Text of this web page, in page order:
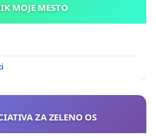
KAMNIK MOJE MESTO
ZA ZELENO OS